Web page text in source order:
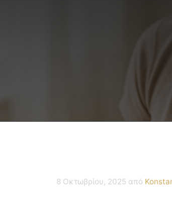
8 Οκτωβρίου, 2025 από